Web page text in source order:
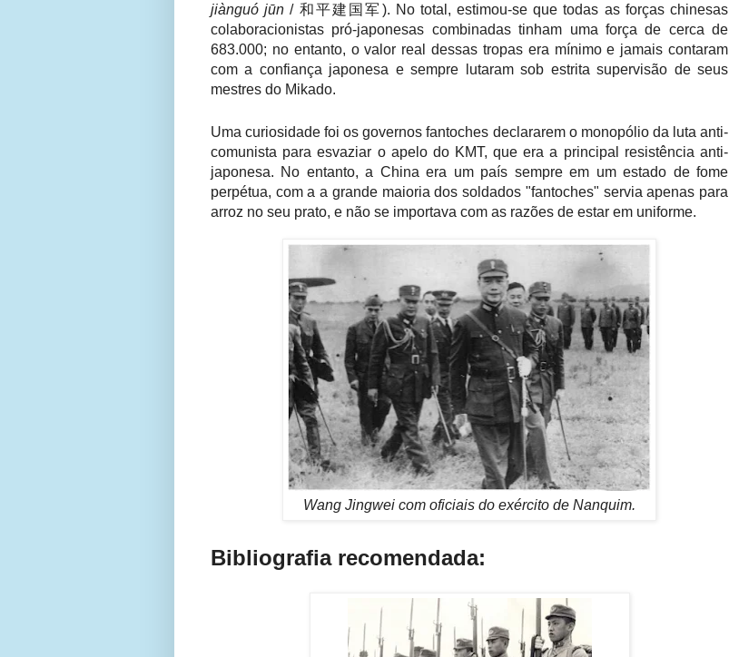
jiànguó jūn / 和平建国军). No total, estimou-se que todas as forças chinesas
colaboracionistas pró-japonesas combinadas tinham uma força de cerca de
683.000; no entanto, o valor real dessas tropas era mínimo e jamais contaram
com a confiança japonesa e sempre lutaram sob estrita supervisão de seus
mestres do Mikado.
Uma curiosidade foi os governos fantoches declararem o monopólio da luta anti-
comunista para esvaziar o apelo do KMT, que era a principal resistência anti-
japonesa. No entanto, a China era um país sempre em um estado de fome
perpétua, com a a grande maioria dos soldados "fantoches" servia apenas para
arroz no seu prato, e não se importava com as razões de estar em uniforme.
Wang Jingwei com oficiais do exército de Nanquim.
Bibliografia recomendada: